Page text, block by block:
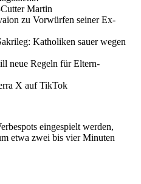
Martin
zu Vorwürfen seiner Ex-
Katholiken sauer wegen
neue Regeln für Eltern-
X auf TikTok
eingespielt werden,
etwa zwei bis vier Minuten